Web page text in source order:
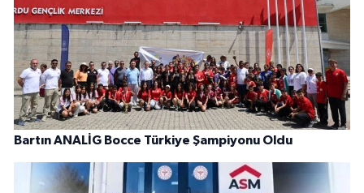
Bartın ANALİG Bocce Türkiye Şampiyonu Oldu